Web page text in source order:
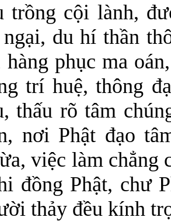
trồng cội lành,
du hí thần
hàng phục ma
trí huệ, thông
thấu rõ tâm
nơi Phật đạo
việc làm chẳng
đồng Phật, chư
thảy đều kính